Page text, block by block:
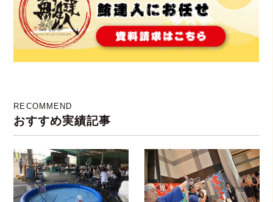
RECOMMEND
おすすめ実績記事